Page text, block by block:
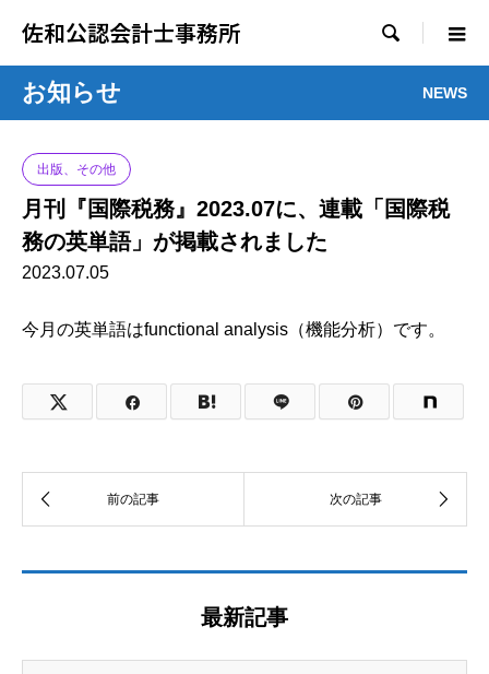
佐和公認会計士事務所 
お知らせ NEWS
出版、その他
月刊『国際税務』2023.07に、連載「国際税
務の英単語」が掲載されました
2023.07.05
今月の英単語はfunctional analysis（機能分析）です。
最新記事